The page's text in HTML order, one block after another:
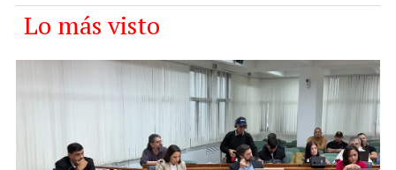
Lo más visto